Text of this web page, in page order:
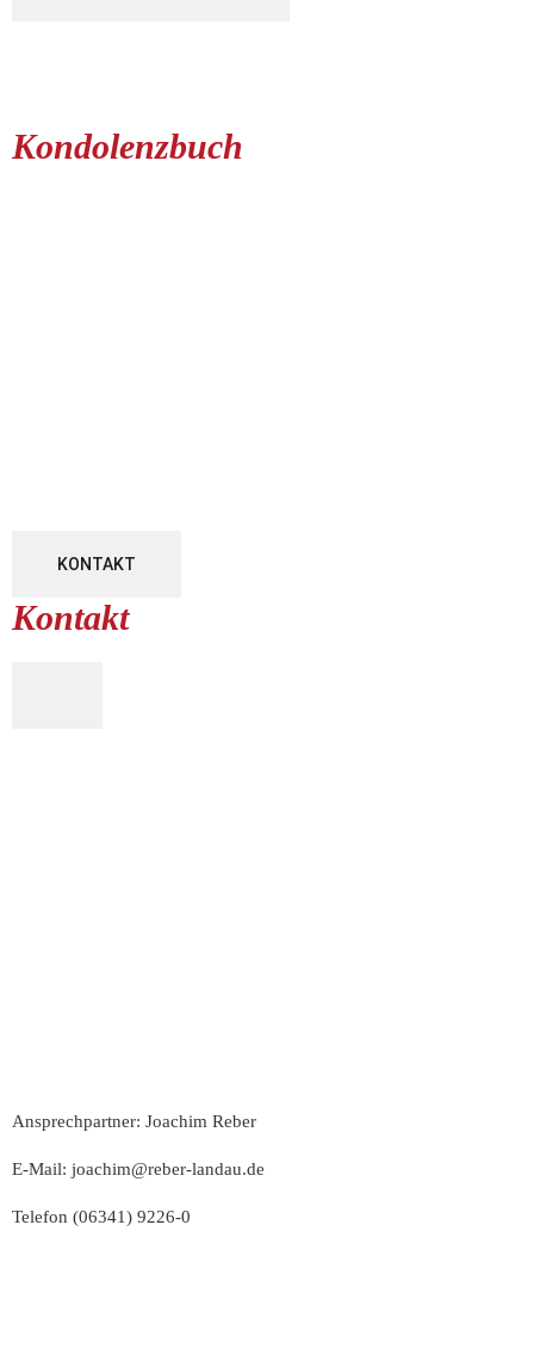
Kondolenzbuch
KONTAKT
Kontakt
Ansprechpartner: Joachim Reber
E-Mail: joachim@reber-landau.de
Telefon (06341) 9226-0